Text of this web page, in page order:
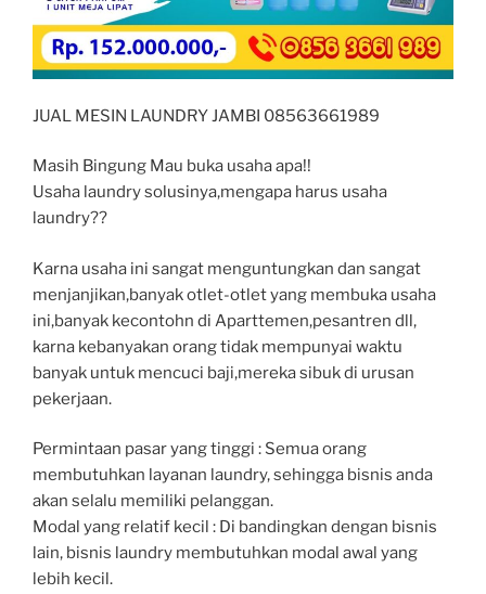
JUAL MESIN LAUNDRY JAMBI 08563661989
Masih Bingung Mau buka usaha apa!!
Usaha laundry solusinya,mengapa harus usaha
laundry??
Karna usaha ini sangat menguntungkan dan sangat
menjanjikan,banyak otlet-otlet yang membuka usaha
ini,banyak kecontohn di Aparttemen,pesantren dll,
karna kebanyakan orang tidak mempunyai waktu
banyak untuk mencuci baji,mereka sibuk di urusan
pekerjaan.
Permintaan pasar yang tinggi : Semua orang
membutuhkan layanan laundry, sehingga bisnis anda
akan selalu memiliki pelanggan.
Modal yang relatif kecil : Di bandingkan dengan bisnis
lain, bisnis laundry membutuhkan modal awal yang
lebih kecil.